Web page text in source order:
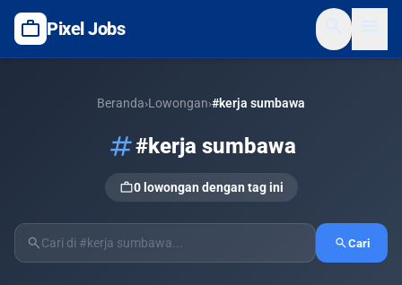
work Pixel Jobs
Beranda›Lowongan›#kerja sumbawa
tag#kerja sumbawa
work0 lowongan dengan tag ini
search searchCari